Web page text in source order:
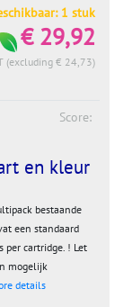
1 stuk
€ 29,92
(excluding € 24,73)
Score:
en kleur
bestaande
een standaard
per cartridge. ! Let
mogelijk
details